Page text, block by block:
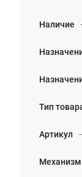
Наличие
Тип
Артикул